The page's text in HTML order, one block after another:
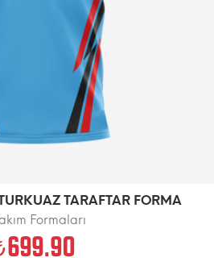
TARAFTAR FORMA
Formaları
699.90